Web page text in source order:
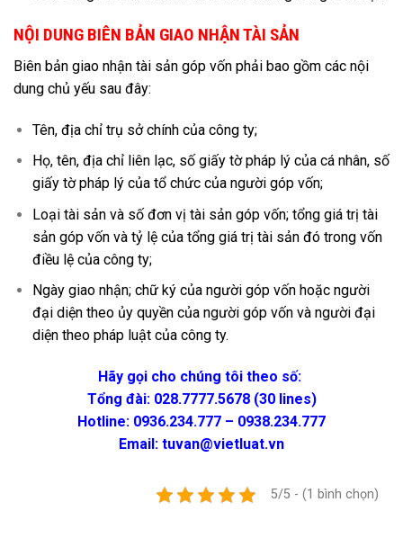
NỘI DUNG BIÊN BẢN GIAO NHẬN TÀI SẢN
Biên bản giao nhận tài sản góp vốn phải bao gồm các nội
dung chủ yếu sau đây:
Tên, địa chỉ trụ sở chính của công ty;
Họ, tên, địa chỉ liên lạc, số giấy tờ pháp lý của cá nhân, số
giấy tờ pháp lý của tổ chức của người góp vốn;
Loại tài sản và số đơn vị tài sản góp vốn; tổng giá trị tài
sản góp vốn và tỷ lệ của tổng giá trị tài sản đó trong vốn
điều lệ của công ty;
Ngày giao nhận; chữ ký của người góp vốn hoặc người
đại diện theo ủy quyền của người góp vốn và người đại
diện theo pháp luật của công ty.
Hãy gọi cho chúng tôi theo số:
Tổng đài: 028.7777.5678 (30 lines)
Hotline: 0936.234.777 – 0938.234.777
Email: tuvan@vietluat.vn
5/5 - (1 bình chọn)